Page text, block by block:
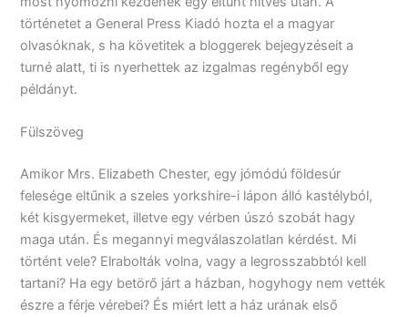
történetet a General Press Kiadó hozta el a magyar
olvasóknak, s ha követitek a bloggerek bejegyzéseit a
turné alatt, ti is nyerhettek az izgalmas regényből egy
példányt.
Fülszöveg
Amikor Mrs. Elizabeth Chester, egy jómódú földesúr
felesége eltűnik a szeles yorkshire-i lápon álló kastélyból,
két kisgyermeket, illetve egy vérben úszó szobát hagy
maga után. És megannyi megválaszolatlan kérdést. Mi
történt vele? Elrabolták volna, vagy a legrosszabbtól kell
tartani? Ha egy betörő járt a házban, hogyhogy nem vették
észre a férje vérebei? És miért lett a ház urának első